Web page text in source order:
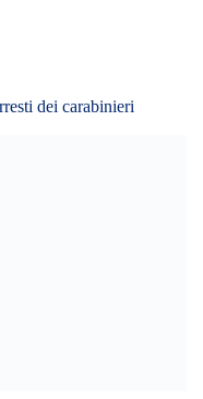
dei carabinieri